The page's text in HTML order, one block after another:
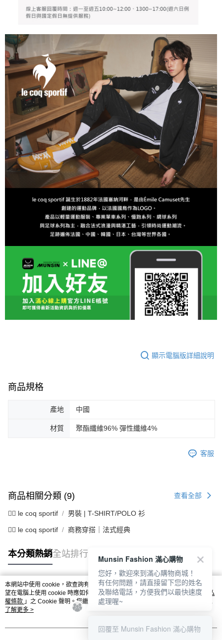
顯示電腦版詳細說明
商品規格
產地 中國
材質 聚酯纖維96% 彈性纖維4%
客服
商品相關分類 (9) 查看全部
🚴‍♂️ le coq sportif 男裝 | T-SHIRT/POLO 衫
🚴‍♂️ le coq sportif 商務穿搭｜法式經典
本分類熱銷全站排行
熱門標籤
本網站中使用 cookie，欲查詢有關本網站使用 cookie 方式之詳情，及若您不希
望在電腦上使用 cookie 時應如何變更電腦的 cookie 設定，請參閱本網站「
隱私
權條款 」之 Cookie 聲明。您繼續使用本網站即表示您同意本公司得按本網站使
用條款之 Cookie 聲明使用 cookie。
了解更多 >
Munsin Fashion 滿心購物
您好，歡迎來到滿心購物商城！
有任何問題，請直接留下您的姓名
及聯絡電話，方便我們以最快速度
處理喔~
回覆至 Munsin Fashion 滿心購物